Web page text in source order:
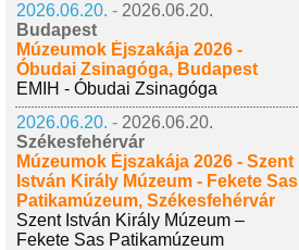
2026.06.20. - 2026.06.20.
Budapest
Múzeumok Éjszakája 2026 -
Óbudai Zsinagóga, Budapest
EMIH - Óbudai Zsinagóga
2026.06.20. - 2026.06.20.
Székesfehérvár
Múzeumok Éjszakája 2026 - Szent
István Király Múzeum - Fekete Sas
Patikamúzeum, Székesfehérvár
Szent István Király Múzeum –
Fekete Sas Patikamúzeum